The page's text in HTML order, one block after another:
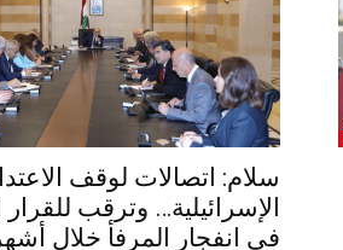
سلام: اتصالات لوقف
الإسرائيلية… وترقب للقرار
في انفجار المرفأ خلال